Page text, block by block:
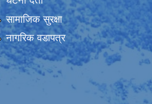
सामाजिक सुरक्षा
नागरिक वडापत्र